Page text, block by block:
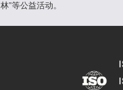
林”等公益活动。